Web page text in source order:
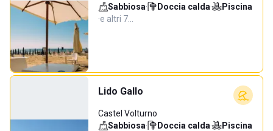
Sabbiosa· Doccia calda·
Piscina
·e altri 7…
Lido Gallo
Castel Volturno
Sabbiosa· Doccia calda·
Piscina